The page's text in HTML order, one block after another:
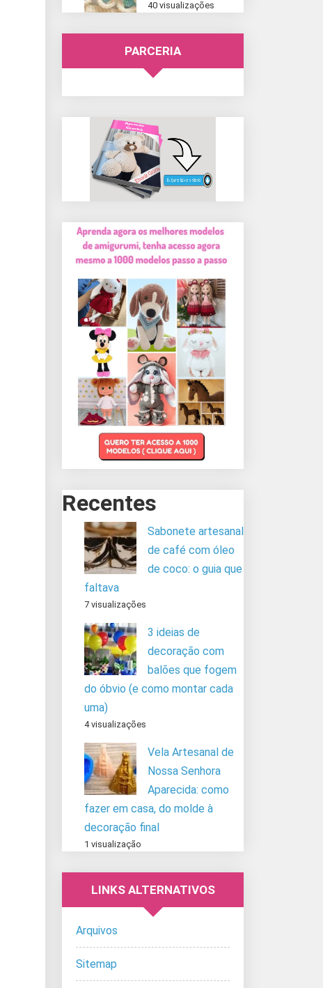
40 visualizações
PARCERIA
Recentes
Sabonete artesanal
de café com óleo
de coco: o guia que
faltava
7 visualizações
3 ideias de
decoração com
balões que fogem
do óbvio (e como montar cada
uma)
4 visualizações
Vela Artesanal de
Nossa Senhora
Aparecida: como
fazer em casa, do molde à
decoração final
1 visualização
LINKS ALTERNATIVOS
Arquivos
Sitemap